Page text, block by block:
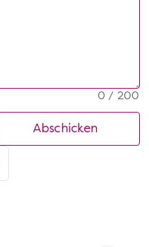
0 / 200
Abschicken